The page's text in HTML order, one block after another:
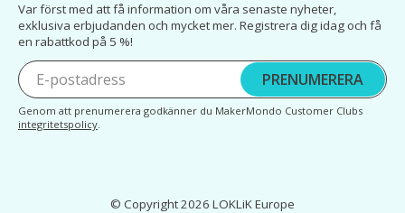
Var först med att få information om våra senaste nyheter,
exklusiva erbjudanden och mycket mer. Registrera dig idag och få
en rabattkod på 5 %!
PRENUMERERA
Genom att prenumerera godkänner du MakerMondo Customer Clubs
integritetspolicy
© Copyright 2026 LOKLiK Europe